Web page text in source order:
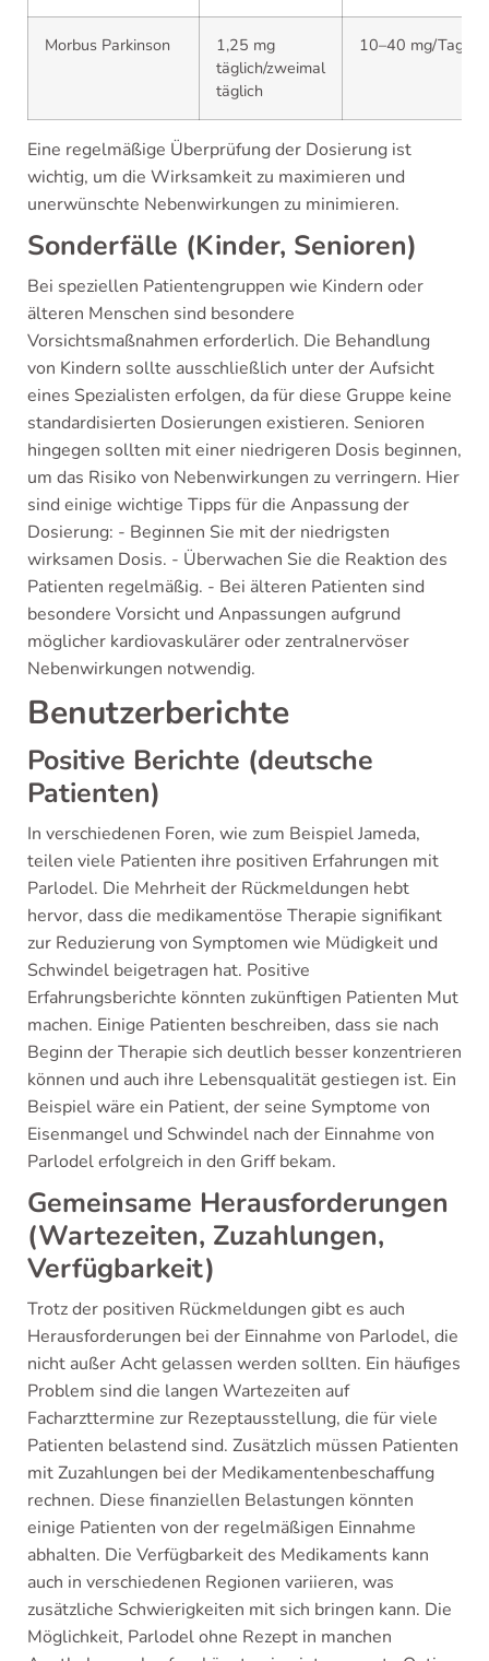
Morbus Parkinson
1,25 mg
täglich/zweimal
täglich
10–40 mg/Tag
Eine regelmäßige Überprüfung der Dosierung ist
wichtig, um die Wirksamkeit zu maximieren und
unerwünschte Nebenwirkungen zu minimieren.
Sonderfälle (Kinder, Senioren)
Bei speziellen Patientengruppen wie Kindern oder
älteren Menschen sind besondere
Vorsichtsmaßnahmen erforderlich. Die Behandlung
von Kindern sollte ausschließlich unter der Aufsicht
eines Spezialisten erfolgen, da für diese Gruppe keine
standardisierten Dosierungen existieren. Senioren
hingegen sollten mit einer niedrigeren Dosis beginnen,
um das Risiko von Nebenwirkungen zu verringern. Hier
sind einige wichtige Tipps für die Anpassung der
Dosierung: - Beginnen Sie mit der niedrigsten
wirksamen Dosis. - Überwachen Sie die Reaktion des
Patienten regelmäßig. - Bei älteren Patienten sind
besondere Vorsicht und Anpassungen aufgrund
möglicher kardiovaskulärer oder zentralnervöser
Nebenwirkungen notwendig.
Benutzerberichte
Positive Berichte (deutsche
Patienten)
In verschiedenen Foren, wie zum Beispiel Jameda,
teilen viele Patienten ihre positiven Erfahrungen mit
Parlodel. Die Mehrheit der Rückmeldungen hebt
hervor, dass die medikamentöse Therapie signifikant
zur Reduzierung von Symptomen wie Müdigkeit und
Schwindel beigetragen hat. Positive
Erfahrungsberichte könnten zukünftigen Patienten Mut
machen. Einige Patienten beschreiben, dass sie nach
Beginn der Therapie sich deutlich besser konzentrieren
können und auch ihre Lebensqualität gestiegen ist. Ein
Beispiel wäre ein Patient, der seine Symptome von
Eisenmangel und Schwindel nach der Einnahme von
Parlodel erfolgreich in den Griff bekam.
Gemeinsame Herausforderungen
(Wartezeiten, Zuzahlungen,
Verfügbarkeit)
Trotz der positiven Rückmeldungen gibt es auch
Herausforderungen bei der Einnahme von Parlodel, die
nicht außer Acht gelassen werden sollten. Ein häufiges
Problem sind die langen Wartezeiten auf
Facharzttermine zur Rezeptausstellung, die für viele
Patienten belastend sind. Zusätzlich müssen Patienten
mit Zuzahlungen bei der Medikamentenbeschaffung
rechnen. Diese finanziellen Belastungen könnten
einige Patienten von der regelmäßigen Einnahme
abhalten. Die Verfügbarkeit des Medikaments kann
auch in verschiedenen Regionen variieren, was
zusätzliche Schwierigkeiten mit sich bringen kann. Die
Möglichkeit, Parlodel ohne Rezept in manchen